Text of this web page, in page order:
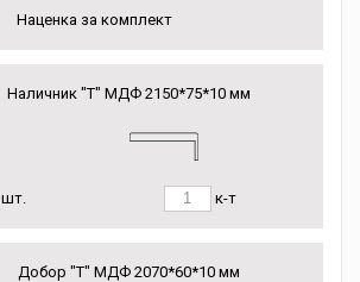
Наценка за комплект
Наличник "Т" МДФ 2150*75*10 мм
шт. к-т
Добор "Т" МДФ 2070*60*10 мм